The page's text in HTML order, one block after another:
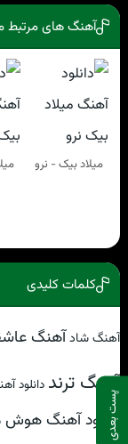
پست بعدی
آهنگ های مرتبط
میلاد بیک - نرو
کلمات کلیدی
آهنگ شادآهنگ
آهنگ ترند دانلود
دانلود آهنگ